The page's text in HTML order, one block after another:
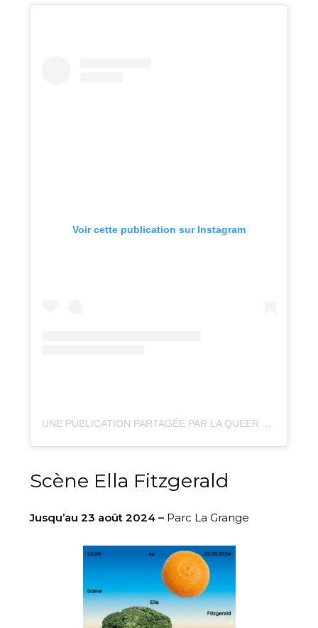
Voir cette publication sur Instagram
UNE PUBLICATION PARTAGÉE PAR LA QUEER CANOP’ (@QUEERCANOP)
Scène Ella Fitzgerald
Jusqu’au 23 août 2024 – Parc La Grange